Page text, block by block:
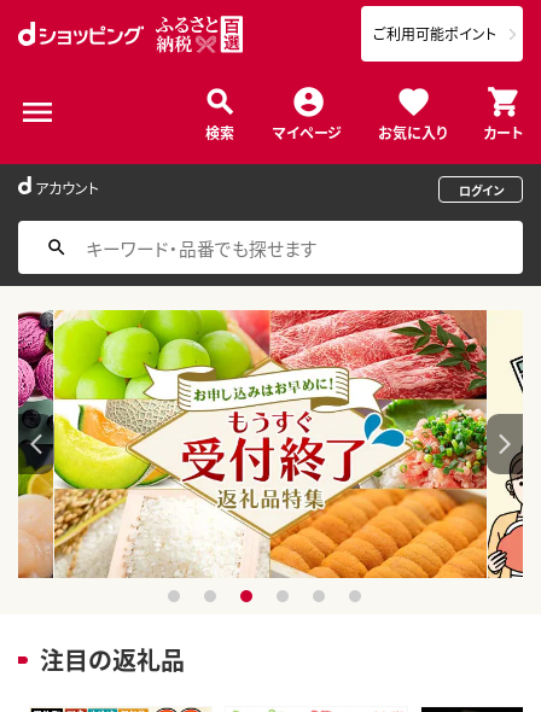
検索 マイページ お気に入り カート
ご利用可能ポイント
アカウント ログイン
1 2 3 4 5 6
注目の返礼品